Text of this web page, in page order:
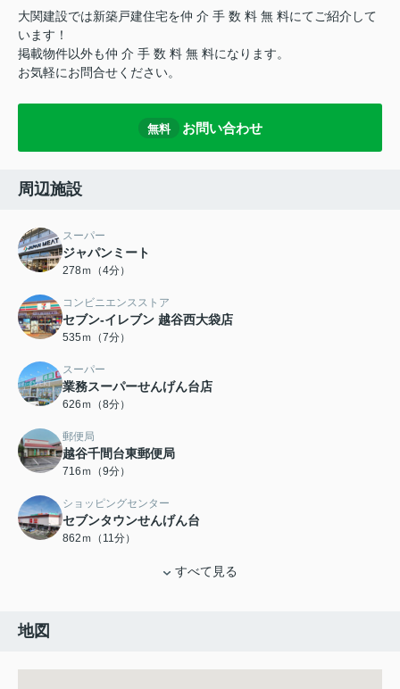
大関建設では新築戸建住宅を仲 介 手 数 料 無 料にてご紹介して
います！
掲載物件以外も仲 介 手 数 料 無 料になります。
お気軽にお問合せください。
無料 お問い合わせ
周辺施設
スーパー
ジャパンミート
278ｍ（4分）
コンビニエンスストア
セブン‐イレブン 越谷西大袋店
535ｍ（7分）
スーパー
業務スーパーせんげん台店
626ｍ（8分）
郵便局
越谷千間台東郵便局
716ｍ（9分）
ショッピングセンター
セブンタウンせんげん台
862ｍ（11分）
すべて見る
地図